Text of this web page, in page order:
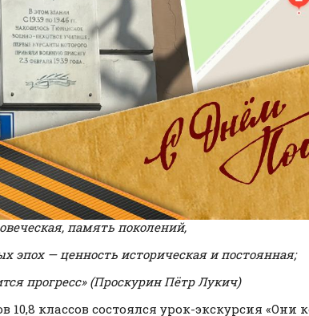
память поколений,
эпох — ценность историческая и постоянная;
прогресс» (Проскурин Пётр Лукич)
10,8 классов состоялся урок-экскурсия «Они